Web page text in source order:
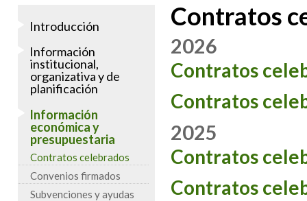
Contratos
2026
Contratos
Contratos
2025
Contratos
Contratos
Introducción
Información
institucional,
organizativa y de
planificación
Información
económica y
presupuestaria
Contratos celebrados
Convenios firmados
Subvenciones y ayudas